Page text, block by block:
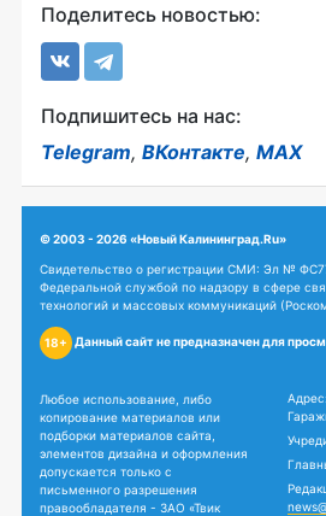
Поделитесь новостью:
Подпишитесь на нас:
Telegram, ВКонтакте, MAX
© 2003 - 2026 «Новый Калининград.Ru»
Свидетельство о регистрации СМИ: Эл №
Федеральной службой по надзору в сфере
технологий и массовых коммуникаций
18+ Данный сайт не предназначен для
Любое использование, либо
копирование материалов или
подборки материалов сайта,
элементов дизайна и оформления
допускается только с
письменного разрешения
правообладателя - ЗАО «Твик